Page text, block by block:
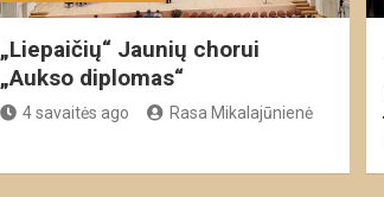
„Liepaičių“ Jaunių chorui
„Aukso diplomas“
4 savaitės ago Rasa Mikalajūnienė